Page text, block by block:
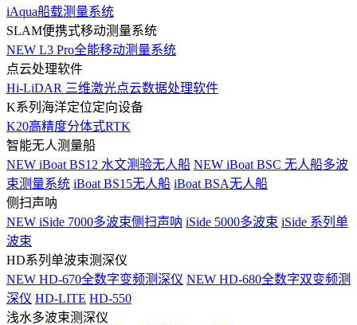
iAqua船载测量系统
SLAM便携式移动测量系统
NEW L3 Pro全能移动测量系统
点云处理软件
Hi-LiDAR 三维激光点云数据处理软件
K系列海洋定位定向设备
K20高精度分体式RTK
智能无人测量船
NEW iBoat BS12 水文测验无人船 NEW iBoat BSC 无人船多波
束测量系统 iBoat BS15无人船 iBoat BSA无人船
侧扫声呐
NEW iSide 7000多波束侧扫声呐 iSide 5000多波束 iSide 系列单
波束
HD系列单波束测深仪
NEW HD-670全数字变频测深仪 NEW HD-680全数字双变频测
深仪 HD-LITE HD-550
浅水多波束测深仪